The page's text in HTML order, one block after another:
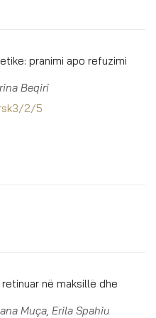
pranimi apo refuzimi
Beqiri
2/5
në maksillë dhe
Muça, Erila Spahiu